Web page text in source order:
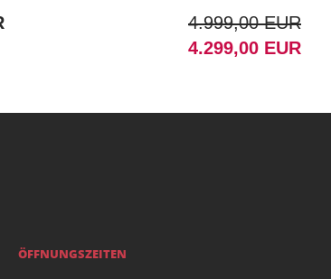
4.999,00 EUR
4.299,00 EUR
ÖFFNUNGSZEITEN